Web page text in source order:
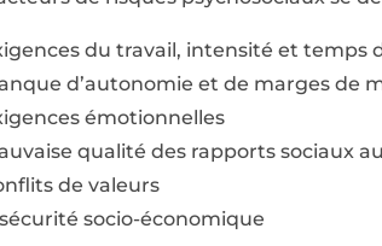
du travail, intensité et temps
d’autonomie et de marges de
émotionnelles
qualité des rapports sociaux
de valeurs
socio-économique